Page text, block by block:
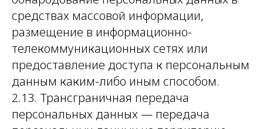
средствах массовой информации,
размещение в информационно-
телекоммуникационных сетях или
предоставление доступа к персональным
данным каким-либо иным способом.
2.13. Трансграничная передача
персональных данных — передача